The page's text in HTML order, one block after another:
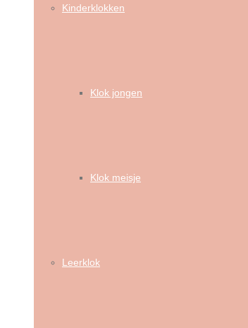
Kinderklokken
Klok jongen
Klok meisje
Leerklok